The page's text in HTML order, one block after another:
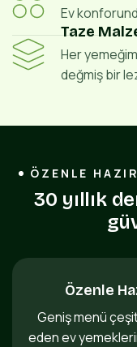
Ev
Taze
Her
değmiş bir
ÖZENLE
30 yıllık de
gü
Özenle
Geniş menü
eden ev